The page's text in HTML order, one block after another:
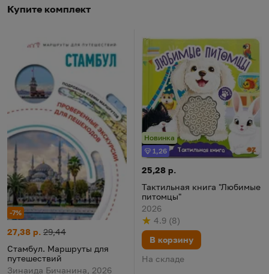
Купите комплект
-7%
Стамбул. Маршруты для путешествий
Цена:
27,38 р.
Старая цена:
29,44
Стамбул. Маршруты для
путешествий
Зинаида Бичанина, 2026
Новинка
Бонус
1,26
Тактильная книга "Любимые
Цена:
25,28 р.
Тактильная книга "Любимые
питомцы"
2026
Рейтинг
4.9
из 5 (
по результату
8
голосов )
В корзину
На складе